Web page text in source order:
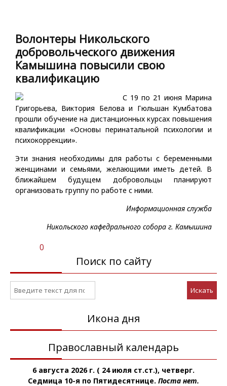
Волонтеры Никольского
добровольческого движения
Камышина повысили свою
квалификацию
С 19 по 21 июня Марина
Григорьева, Виктория Белова и Гюльшан Кумбатова
прошли обучение на дистанционных курсах повышения
квалификации «Основы перинатальной психологии и
психокоррекции».
Эти знания необходимы для работы с беременными
женщинами и семьями, желающими иметь детей. В
ближайшем будущем добровольцы планируют
организовать группу по работе с ними.
Информационная служба
Никольского кафедрального собора г. Камышина
0
Поиск по сайту
Искать
Икона дня
Православный календарь
6 августа 2026 г. ( 24 июля ст.ст.), четверг.
Седмица 10-я по Пятидесятнице. Поста нет.